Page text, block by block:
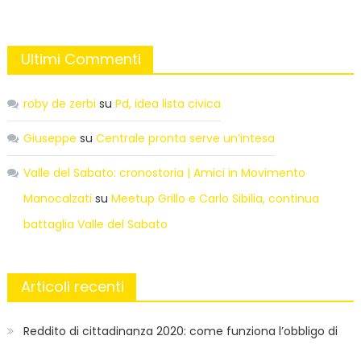
Ultimi Commenti
roby de zerbi su Pd, idea lista civica
Giuseppe su Centrale pronta serve un’intesa
Valle del Sabato: cronostoria | Amici in Movimento
Manocalzati su Meetup Grillo e Carlo Sibilia, continua
battaglia Valle del Sabato
Articoli recenti
Reddito di cittadinanza 2020: come funziona l’obbligo di